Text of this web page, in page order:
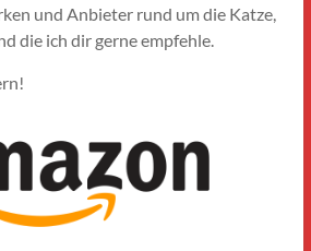
und Anbieter rund um die Katze,
die ich dir gerne empfehle.